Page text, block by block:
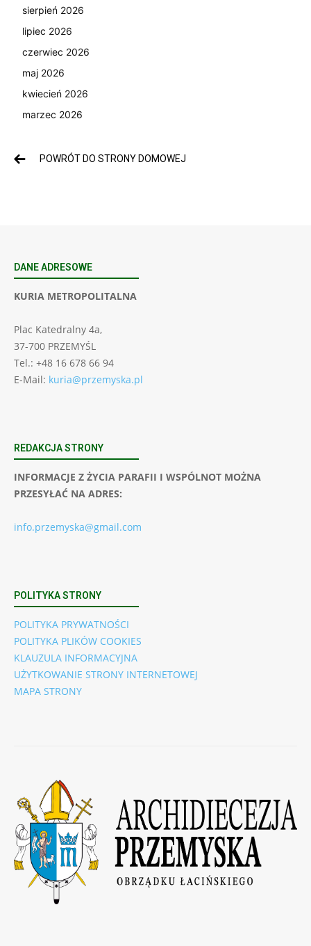
sierpień 2026
lipiec 2026
czerwiec 2026
maj 2026
kwiecień 2026
marzec 2026
POWRÓT DO STRONY DOMOWEJ
DANE ADRESOWE
KURIA METROPOLITALNA
Plac Katedralny 4a,
37-700 PRZEMYŚL
Tel.: +48 16 678 66 94
E-Mail: kuria@przemyska.pl
REDAKCJA STRONY
INFORMACJE Z ŻYCIA PARAFII I WSPÓLNOT MOŻNA
PRZESYŁAĆ NA ADRES:
info.przemyska@gmail.com
POLITYKA STRONY
POLITYKA PRYWATNOŚCI
POLITYKA PLIKÓW COOKIES
KLAUZULA INFORMACYJNA
UŻYTKOWANIE STRONY INTERNETOWEJ
MAPA STRONY